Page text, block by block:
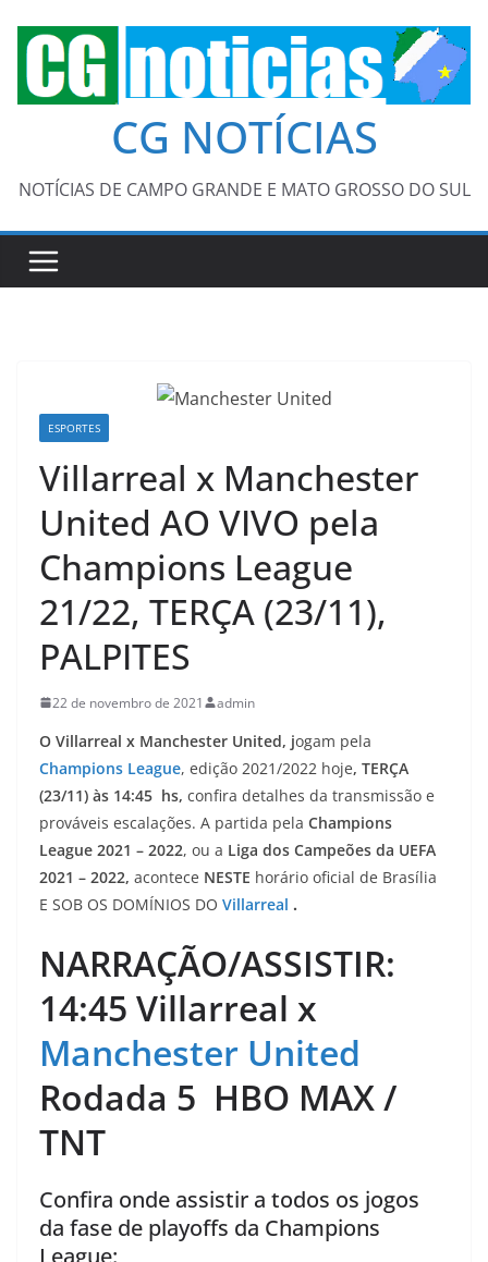
para
conteúdo
CG NOTÍCIAS
NOTÍCIAS DE CAMPO GRANDE E MATO GROSSO DO SUL
ESPORTES
Villarreal x Manchester
United AO VIVO pela
Champions League
21/22, TERÇA (23/11),
PALPITES
22 de novembro de 2021 admin
O Villarreal x Manchester United, jogam pela
Champions League, edição 2021/2022 hoje, TERÇA
(23/11) às 14:45 hs, confira detalhes da transmissão e
prováveis escalações. A partida pela Champions
League 2021 – 2022, ou a Liga dos Campeões da UEFA
2021 – 2022, acontece NESTE horário oficial de Brasília
E SOB OS DOMÍNIOS DO Villarreal .
NARRAÇÃO/ASSISTIR:
14:45 Villarreal x
Manchester United
Rodada 5 HBO MAX /
TNT
Confira onde assistir a todos os jogos
da fase de playoffs da Champions
League: